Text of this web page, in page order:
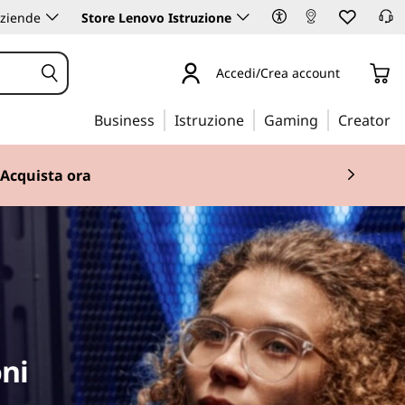
Store Lenovo Istruzione
Accedi/Crea account
Business Istruzione Gaming Creator
Acquista ora